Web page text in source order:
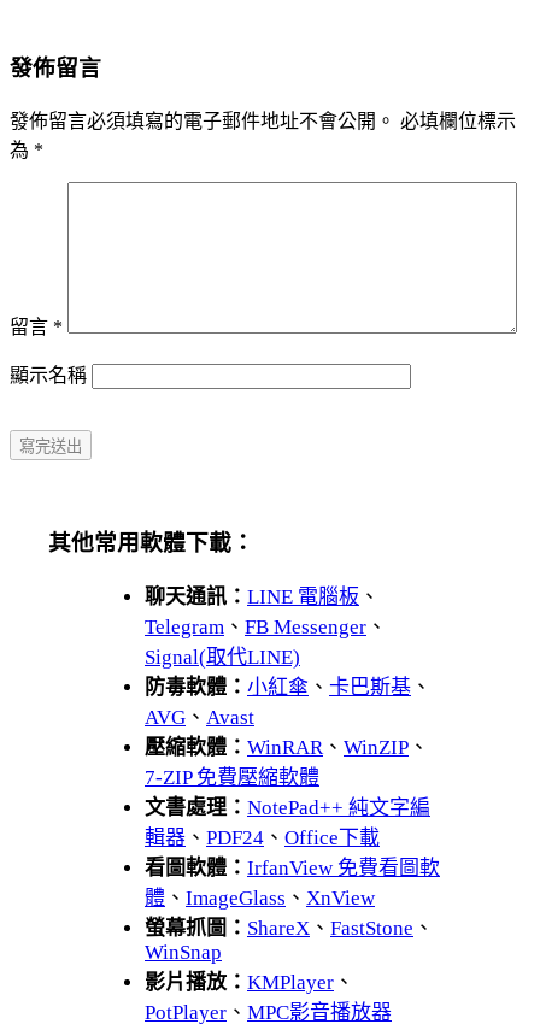
發佈留言
發佈留言必須填寫的電子郵件地址不會公開。 必填欄位標示
為 *
留言 *
顯示名稱
其他常用軟體下載：
聊天通訊： LINE 電腦板 、
Telegram 、 FB Messenger 、
Signal(取代LINE)
防毒軟體： 小紅傘 、 卡巴斯基 、
AVG 、 Avast
壓縮軟體： WinRAR、 WinZIP 、
7-ZIP 免費壓縮軟體
文書處理： NotePad++ 純文字編
輯器 、 PDF24 、 Office下載
看圖軟體： IrfanView 免費看圖軟
體 、 ImageGlass 、 XnView
螢幕抓圖： ShareX 、 FastStone 、
WinSnap
影片播放： KMPlayer 、
PotPlayer 、 MPC影音播放器